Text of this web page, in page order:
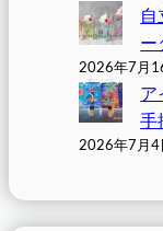
自
ー
2026年7月
ア
手
2026年7月4